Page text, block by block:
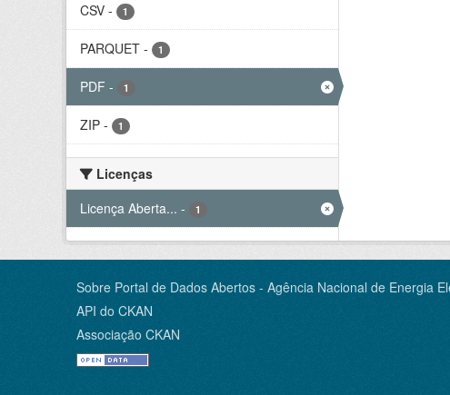
CSV - 1
PARQUET - 1
PDF - 1
ZIP - 1
Licenças
Licença Aberta... - 1
Sobre Portal de Dados Abertos - Agência Nacional de Energia
API do CKAN
Associação CKAN